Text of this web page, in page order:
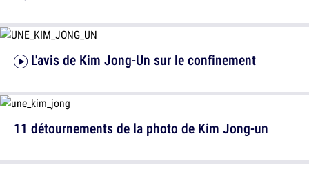
L'avis de Kim Jong-Un sur le confinement
11 détournements de la photo de Kim Jong-un